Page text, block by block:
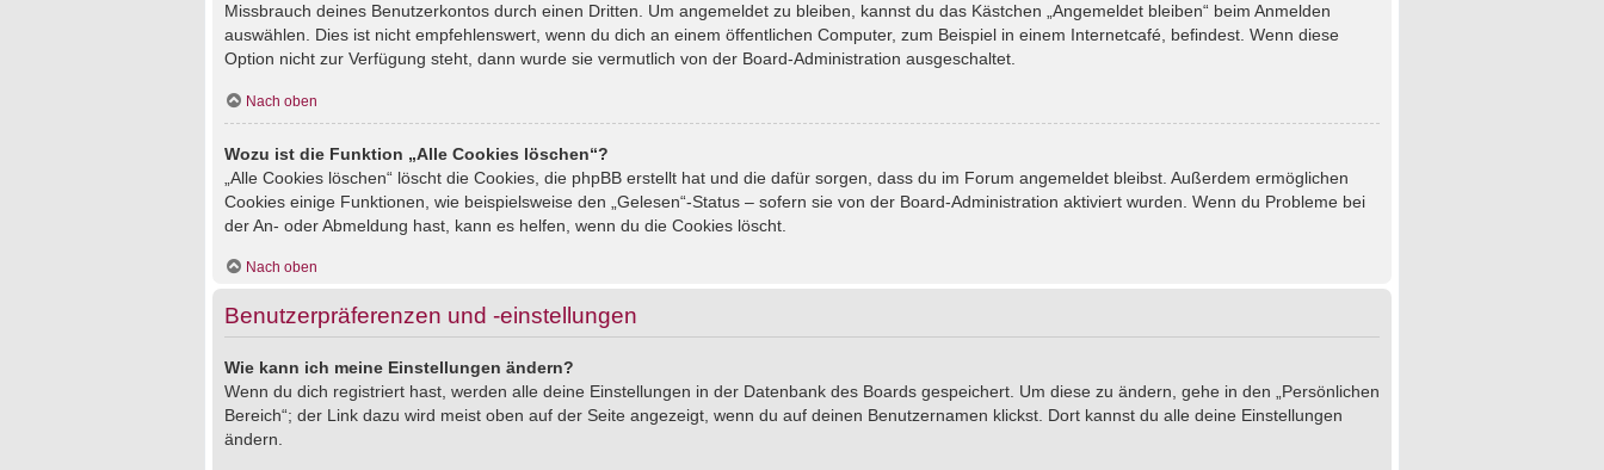
Missbrauch deines Benutzerkontos durch einen Dritten. Um angemeldet zu bleiben, kannst du das Kästchen „Angemeldet bleiben“ beim Anmelden
auswählen. Dies ist nicht empfehlenswert, wenn du dich an einem öffentlichen Computer, zum Beispiel in einem Internetcafé, befindest. Wenn diese
Option nicht zur Verfügung steht, dann wurde sie vermutlich von der Board-Administration ausgeschaltet.
Nach oben
Wozu ist die Funktion „Alle Cookies löschen“?
„Alle Cookies löschen“ löscht die Cookies, die phpBB erstellt hat und die dafür sorgen, dass du im Forum angemeldet bleibst. Außerdem ermöglichen
Cookies einige Funktionen, wie beispielsweise den „Gelesen“-Status – sofern sie von der Board-Administration aktiviert wurden. Wenn du Probleme bei
der An- oder Abmeldung hast, kann es helfen, wenn du die Cookies löscht.
Nach oben
Benutzerpräferenzen und -einstellungen
Wie kann ich meine Einstellungen ändern?
Wenn du dich registriert hast, werden alle deine Einstellungen in der Datenbank des Boards gespeichert. Um diese zu ändern, gehe in den „Persönlichen
Bereich“; der Link dazu wird meist oben auf der Seite angezeigt, wenn du auf deinen Benutzernamen klickst. Dort kannst du alle deine Einstellungen
ändern.